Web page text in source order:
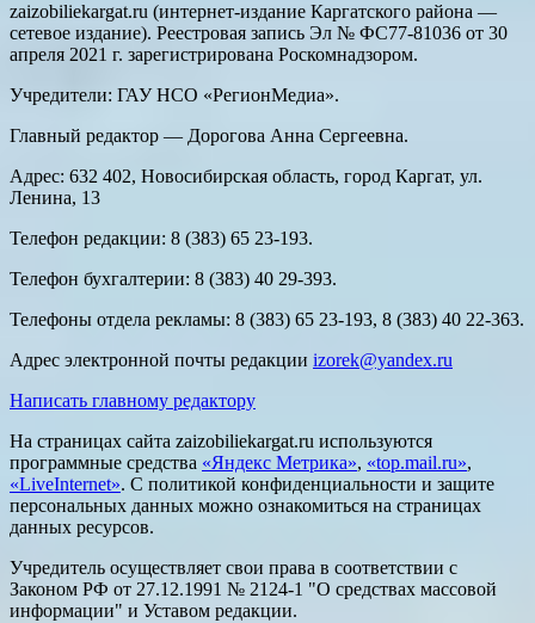
zaizobiliekargat.ru (интернет-издание Каргатского района —
сетевое издание). Реестровая запись Эл № ФС77-81036 от 30
апреля 2021 г. зарегистрирована Роскомнадзором.
Учредители: ГАУ НСО «РегионМедиа».
Главный редактор — Дорогова Анна Сергеевна.
Адрес: 632 402, Новосибирская область, город Каргат, ул.
Ленина, 13
Телефон редакции: 8 (383) 65 23-193.
Телефон бухгалтерии: 8 (383) 40 29-393.
Телефоны отдела рекламы: 8 (383) 65 23-193, 8 (383) 40 22-363.
Адрес электронной почты редакции izorek@yandex.ru
Написать главному редактору
На страницах сайта zaizobiliekargat.ru используются
программные средства «Яндекс Метрика», «top.mail.ru»,
«LiveInternet». С политикой конфиденциальности и защите
персональных данных можно ознакомиться на страницах
данных ресурсов.
Учредитель осуществляет свои права в соответствии с
Законом РФ от 27.12.1991 № 2124-1 "О средствах массовой
информации" и Уставом редакции.